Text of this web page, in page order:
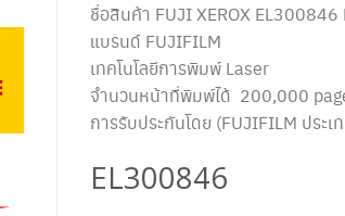
ชื่อสินค้า FUJI XEROX EL300846
แบรนด์ FUJIFILM
เทคโนโลยีการพิมพ์ Laser
จำนวนหน้าที่พิมพ์ได้ 200,000
การรับประกันโดย (FUJIFILM ประเ
EL300846